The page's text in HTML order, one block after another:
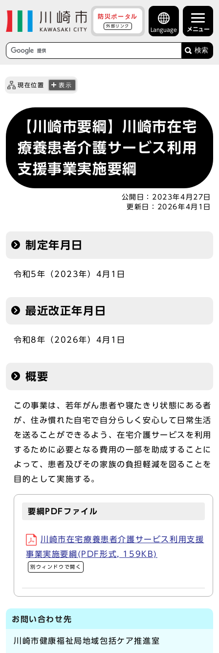
防災ポータル
外部リンク
Language メニュー
検索
現在位置 表示
【川崎市要綱】川崎市在宅
療養患者介護サービス利用
支援事業実施要綱
公開日： 2023年4月27日
更新日：
2026年4月1日
制定年月日
令和5年（2023年）4月1日
最近改正年月日
令和8年（2026年）4月1日
概要
この事業は、若年がん患者や寝たきり状態にある者
が、住み慣れた自宅で自分らしく安心して日常生活
を送ることができるよう、在宅介護サービスを利用
するために必要となる費用の一部を助成することに
よって、患者及びその家族の負担軽減を図ることを
目的として実施する。
要綱PDFファイル
川崎市在宅療養患者介護サービス利用支援
事業実施要綱(PDF形式, 159KB)
別ウィンドウで開く
お問い合わせ先
川崎市健康福祉局地域包括ケア推進室